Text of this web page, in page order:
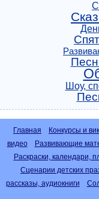
Шоу,
Главная Конкурсы и
видео
Развивающие
Раскраски, календари,
Сценарии детских
рассказы, аудиокниги